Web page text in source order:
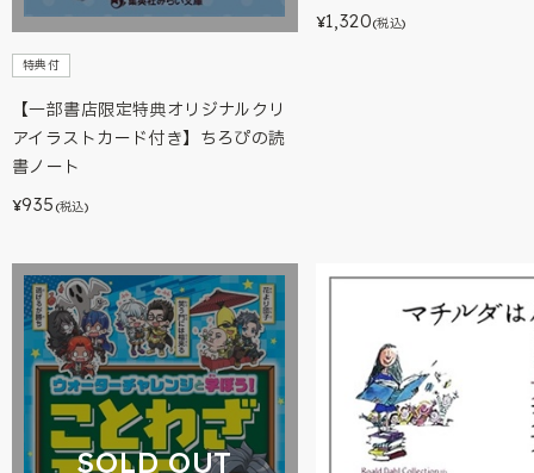
特典付
【一部書店限定特典オリジナルクリ
アイラストカード付き】ちろぴの読
書ノート
¥935 (税込)
¥1,320(税込)
SOLD OUT